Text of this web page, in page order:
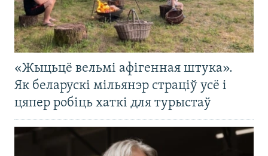
«Жыцьцё вельмі афігенная штука».
Як беларускі мільянэр страціў усё і
цяпер робіць хаткі для турыстаў